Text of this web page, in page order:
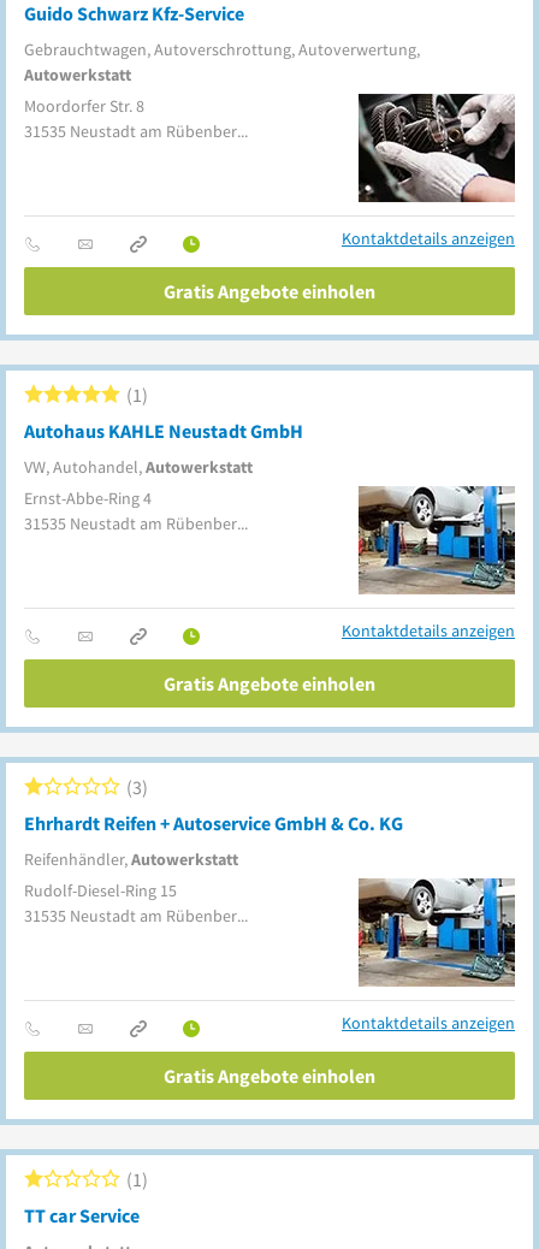
Guido Schwarz Kfz-Service
Gebrauchtwagen, Autoverschrottung, Autoverwertung,
Autowerkstatt
Moordorfer Str. 8
31535 Neustadt am Rübenberge
Kontaktdetails anzeigen
Gratis Angebote einholen
Autohaus KAHLE Neustadt GmbH
VW, Autohandel,Autowerkstatt
1
Ernst-Abbe-Ring 4
31535 Neustadt am Rübenberge
Kontaktdetails anzeigen
Gratis Angebote einholen
Ehrhardt Reifen + Autoservice GmbH & Co. KG
Reifenhändler,Autowerkstatt
3
Rudolf-Diesel-Ring 15
31535 Neustadt am Rübenberge
Kontaktdetails anzeigen
Gratis Angebote einholen
TT car Service
1